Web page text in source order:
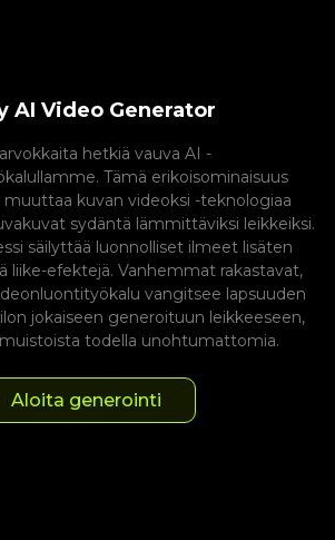
AI Video Generator
hetkiä vauva AI -
Tämä erikoisominaisuus
kuvan videoksi -teknologiaa
sydäntä lämmittäviksi leikkeiksi.
säilyttää luonnolliset ilmeet lisäten
liike-efektejä. Vanhemmat rakastavat,
vangitsee lapsuuden
jokaiseen generoituun leikkeeseen,
todella unohtumattomia.
Aloita generointi